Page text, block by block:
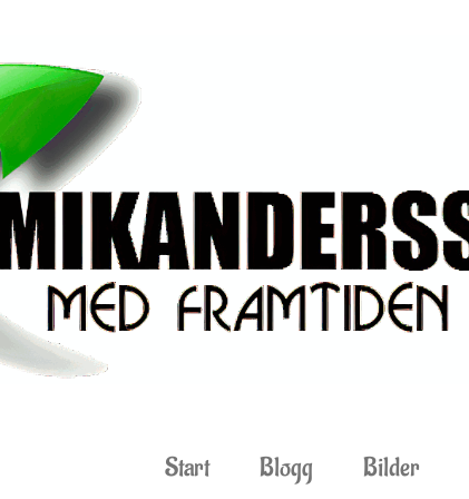
Start Blogg Bilder